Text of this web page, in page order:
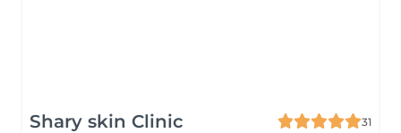
Shary skin Clinic
31